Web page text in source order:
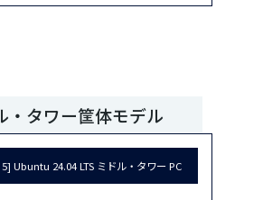
・タワー筐体モデル
Ubuntu 24.04 LTS ミドル・タワー PC